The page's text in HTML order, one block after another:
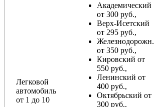
Легковой
автомобиль
от 1 до 10
Академический
от 300 руб.,
Верх-Исетский
от 295 руб.,
Железнодорожн.
от 350 руб.,
Кировский от
550 руб.,
Ленинский от
400 руб.,
Октябрьский от
300 руб.,